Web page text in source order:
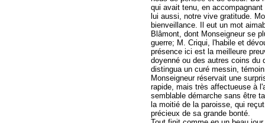
qui avait tenu, en
lui aussi, notre vive gratitude.
bienveillance. Il eut un mot
Blâmont, dont Monseigneur se
guerre; M. Criqui, l'habile et
présence ici est la meilleure
doyenné ou des autres coins du
distingua un curé messin,
Monseigneur réservait une
rapide, mais très affectueuse à
semblable démarche sans être
la moitié de la paroisse, qui
précieux de sa grande bonté.